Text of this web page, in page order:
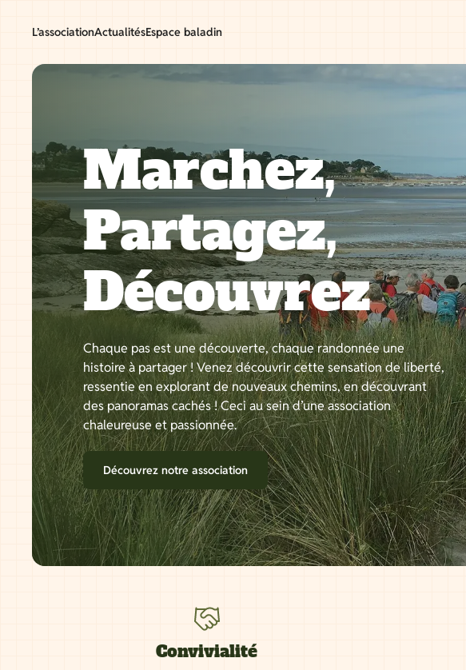
L’associationActualitésEspace baladin
Marchez,
Partagez,
Découvrez
Chaque pas est une découverte, chaque randonnée une
histoire à partager ! Venez découvrir cette sensation de liberté,
ressentie en explorant de nouveaux chemins, en découvrant
des panoramas cachés ! Ceci au sein d’une association
chaleureuse et passionnée.
Découvrez notre association
Convivialité